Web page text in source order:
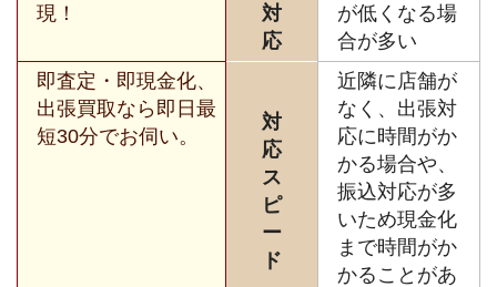
現！
対
応
が低くなる場
合が多い
即査定・即現金化、
出張買取なら即日最
短30分でお伺い。
対
応
ス
ピ
ー
ド
近隣に店舗が
なく、出張対
応に時間がか
かる場合や、
振込対応が多
いため現金化
まで時間がか
かることがあ